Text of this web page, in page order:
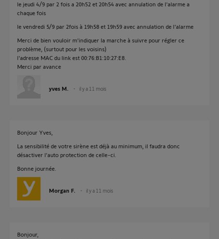
le jeudi 4/9 par 2 fois a 20h52 et 20h54 avec annulation de l'alarme a
chaque fois
le vendredi 5/9 par 2fois à 19h58 et 19h59 avec annulation de l'alarme
Merci de bien vouloir m'indiquer la marche à suivre pour régler ce
problème, (surtout pour les voisins)
l'adresse MAC du link est 00:76:B1:10:27:E8.
Merci par avance
yves M. il y a 11 mois
Bonjour Yves,
La sensibilité de votre sirène est déjà au minimum, il faudra donc
désactiver l'auto protection de celle-ci.
Bonne journée.
Morgan F. il y a 11 mois
Bonjour,